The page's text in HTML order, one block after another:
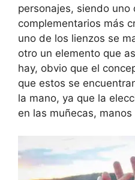
personajes, siendo uno
complementarios más
uno de los lienzos se
otro un elemento que
hay, obvio que el
que estos se
la mano, ya que la
en las muñecas,